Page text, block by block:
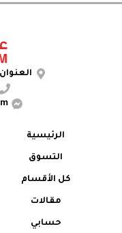
الرئيسية
التسوق
كل الأقسام
مقالات
حسابي